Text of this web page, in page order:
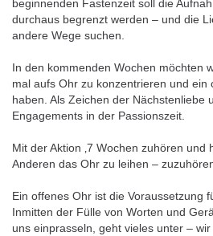
beginnenden Fastenzeit soll die
durchaus begrenzt werden – und die
andere Wege suchen.
In den kommenden Wochen möchten
mal aufs Ohr zu konzentrieren und ein
haben. Als Zeichen der Nächstenliebe
Engagements in der Passionszeit.
Mit der Aktion ‚7 Wochen zuhören und
Anderen das Ohr zu leihen –
Ein offenes Ohr ist die Voraussetzung
Inmitten der Fülle von Worten und
uns einprasseln, geht vieles unter –